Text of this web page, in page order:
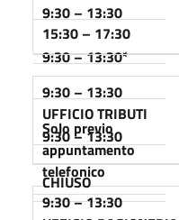
9:30 – 13:30
9:30 – 13:30*
CHIUSO
15:30 – 17:30
9:30 – 13:30
9:30 – 13:30
Solo previo
appuntamento
telefonico
UFFICIO TRIBUTI
9:30 – 13:30